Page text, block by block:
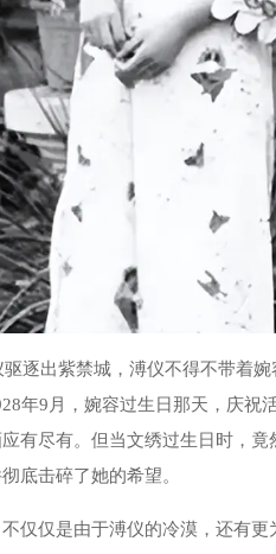
逐出紫禁城，溥仪不得不带着
年9月，婉容过生日那天，庆祝
有尽有。但当文绣过生日时，
底击碎了她的希望。
仅仅是由于溥仪的冷漠，还有